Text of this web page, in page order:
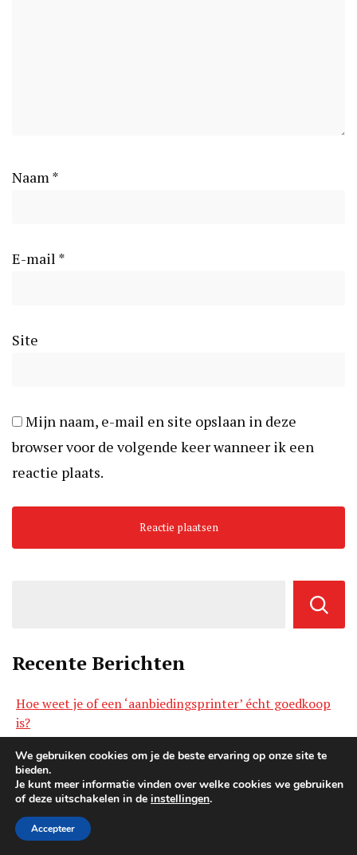
Naam*
E-mail *
Site
Mijn naam, e-mail en site opslaan in deze
browser voor de volgende keer wanneer ik een
reactie plaats.
Recente Berichten
Hoe weet je of een ‘aanbiedingsprinter’ écht goedkoop
is?
Printergebruik na zes maanden: welke merken zijn het
duurzaamst?
Top 10 kantoorprinters voor het MKB in 2025
Kiezen tussen Dye-inkt of Pigmentinkt: Wat is de beste
We gebruiken cookies om je de beste ervaring op onze site te
bieden.
Je kunt meer informatie vinden over welke cookies we gebruiken
of deze uitschakelen in de instellingen.
Accepteer